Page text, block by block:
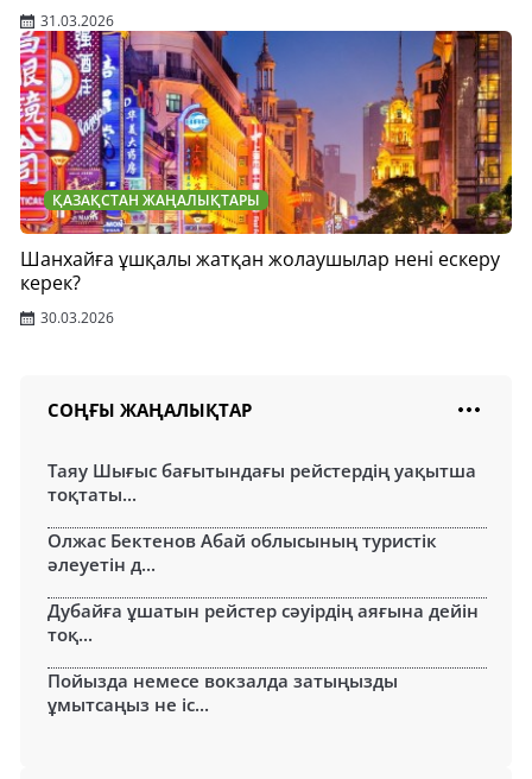
31.03.2026
ҚАЗАҚСТАН ЖАҢАЛЫҚТАРЫ
Шанхайға ұшқалы жатқан жолаушылар нені ескеру
керек?
30.03.2026
СОҢҒЫ ЖАҢАЛЫҚТАР
Таяу Шығыс бағытындағы рейстердің уақытша
тоқтаты...
Олжас Бектенов Абай облысының туристік
әлеуетін д...
Дубайға ұшатын рейстер сәуірдің аяғына дейін
тоқ...
Пойызда немесе вокзалда затыңызды
ұмытсаңыз не іс...